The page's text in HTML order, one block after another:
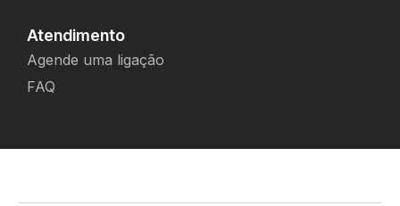
Atendimento
Agende uma ligação
FAQ